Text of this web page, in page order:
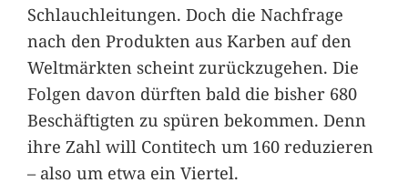
Schlauchleitungen. Doch die Nachfrage
nach den Produkten aus Karben auf den
Weltmärkten scheint zurückzugehen. Die
Folgen davon dürften bald die bisher 680
Beschäftigten zu spüren bekommen. Denn
ihre Zahl will Contitech um 160 reduzieren
– also um etwa ein Viertel.